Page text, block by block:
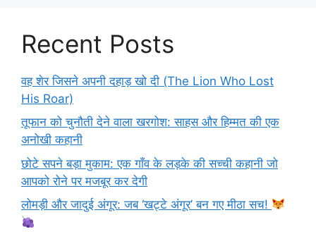
Recent Posts
वह शेर जिसने अपनी दहाड़ खो दी (The Lion Who Lost
His Roar)
तूफान को चुनौती देने वाला खरगोश: साहस और हिम्मत की एक
अनोखी कहानी
छोटे सपने बड़ा मुकाम: एक गाँव के लड़के की सच्ची कहानी जो
आपको रोने पर मजबूर कर देगी
लोमड़ी और जादुई अंगूर: जब ‘खट्टे अंगूर’ बन गए मीठा सच!